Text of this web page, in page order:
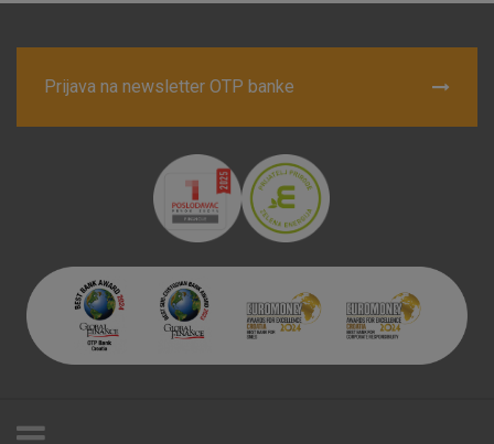
Prijava na newsletter OTP banke